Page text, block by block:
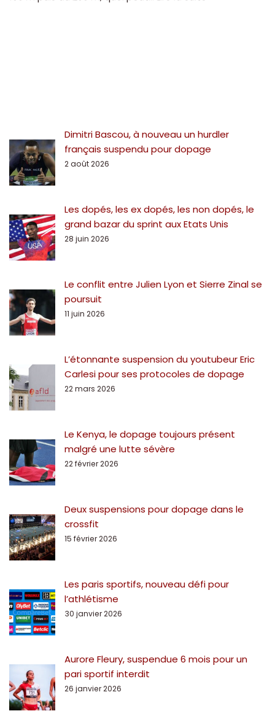
Dimitri Bascou, à nouveau un hurdler
français suspendu pour dopage
2 août 2026
Les dopés, les ex dopés, les non dopés, le
grand bazar du sprint aux Etats Unis
28 juin 2026
Le conflit entre Julien Lyon et Sierre Zinal se
poursuit
11 juin 2026
L’étonnante suspension du youtubeur Eric
Carlesi pour ses protocoles de dopage
22 mars 2026
Le Kenya, le dopage toujours présent
malgré une lutte sévère
22 février 2026
Deux suspensions pour dopage dans le
crossfit
15 février 2026
Les paris sportifs, nouveau défi pour
l’athlétisme
30 janvier 2026
Aurore Fleury, suspendue 6 mois pour un
pari sportif interdit
26 janvier 2026